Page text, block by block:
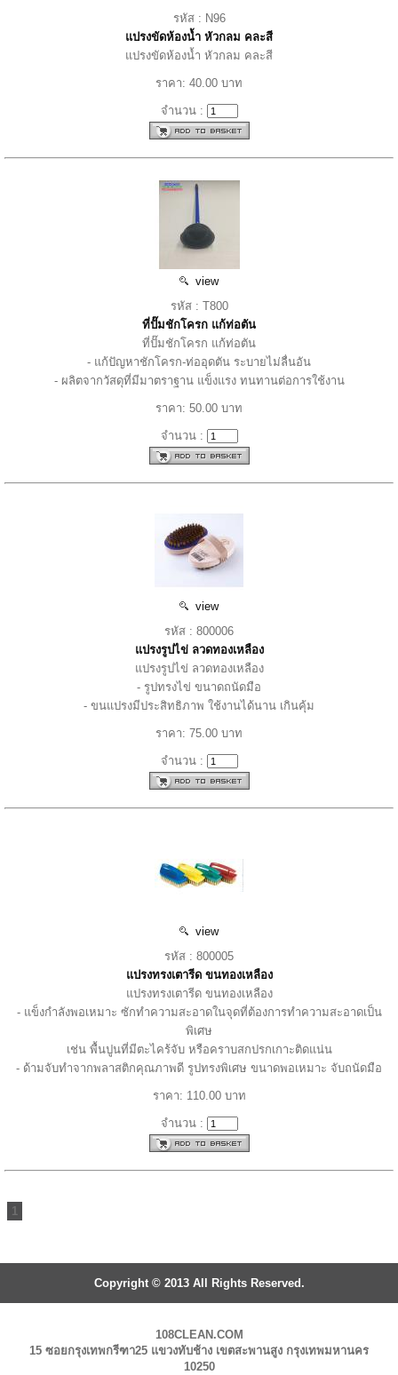
รหัส : N96
แปรงขัดห้องน้ำ หัวกลม คละสี
แปรงขัดห้องน้ำ หัวกลม คละสี
ราคา: 40.00 บาท
จำนวน :
view
รหัส : T800
ที่ปั๊มชักโครก แก้ท่อตัน
ที่ปั๊มชักโครก แก้ท่อตัน
- แก้ปัญหาชักโครก-ท่ออุดตัน ระบายไม่ลื่นอัน
- ผลิตจากวัสดุที่มีมาตราฐาน แข็งแรง ทนทานต่อการใช้งาน
ราคา: 50.00 บาท
จำนวน :
view
รหัส : 800006
แปรงรูปไข่ ลวดทองเหลือง
แปรงรูปไข่ ลวดทองเหลือง
- รูปทรงไข่ ขนาดถนัดมือ
- ขนแปรงมีประสิทธิภาพ ใช้งานได้นาน เกินคุ้ม
ราคา: 75.00 บาท
จำนวน :
view
รหัส : 800005
แปรงทรงเตารีด ขนทองเหลือง
แปรงทรงเตารีด ขนทองเหลือง
- แข็งกำลังพอเหมาะ ซักทำความสะอาดในจุดที่ต้องการทำความสะอาดเป็น
พิเศษ
เช่น พื้นปูนที่มีตะไคร้จับ หรือคราบสกปรกเกาะติดแน่น
- ด้ามจับทำจากพลาสติกคุณภาพดี รูปทรงพิเศษ ขนาดพอเหมาะ จับถนัดมือ
ราคา: 110.00 บาท
จำนวน :
1
Copyright © 2013 All Rights Reserved.
108CLEAN.COM
15 ซอยกรุงเทพกรีฑา25 แขวงทับช้าง เขตสะพานสูง กรุงเทพมหานคร
10250